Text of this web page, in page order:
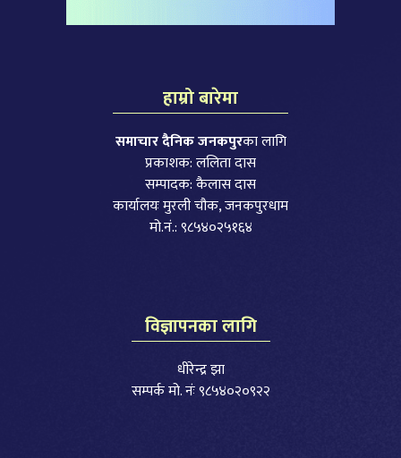
हाम्रो बारेमा
समाचार दैनिक जनकपुरका लागि
प्रकाशक: ललिता दास
सम्पादक: कैलास दास
कार्यालयः मुरली चौक, जनकपुरधाम
मो.नं.: ९८५४०२५१६४
विज्ञापनका लागि
धीरेन्द्र झा
सम्पर्क मो. नंः ९८५४०२०९२२